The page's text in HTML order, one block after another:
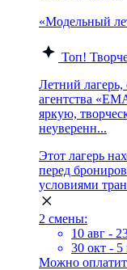
«Модельный
Топ!
Летний
агентства
яркую,
неуверенн...
Этот лагерь
перед
условиями
2 смены:
10 авг -
30 окт -
Можно